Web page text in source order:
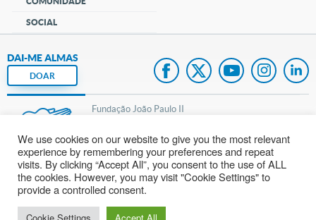
SOCIAL
DAI-ME ALMAS
DOAR
Fundação João Paulo II
Pedido de Oração
Mapa do site
Internacional
We use cookies on our website to give you the most relevant
experience by remembering your preferences and repeat
visits. By clicking “Accept All”, you consent to the use of ALL
the cookies. However, you may visit "Cookie Settings" to
provide a controlled consent.